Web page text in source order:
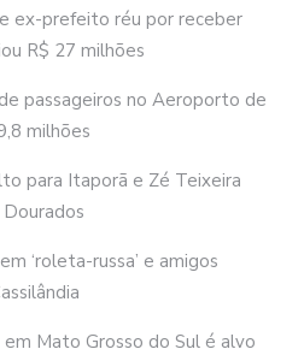
ex-prefeito réu por receber
R$ 27 milhões
passageiros no Aeroporto de
milhões
para Itaporã e Zé Teixeira
‘roleta-russa’ e amigos
Mato Grosso do Sul é alvo